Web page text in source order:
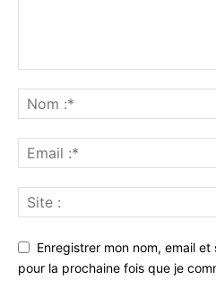
Enregistrer mon nom, email
pour la prochaine fois que je